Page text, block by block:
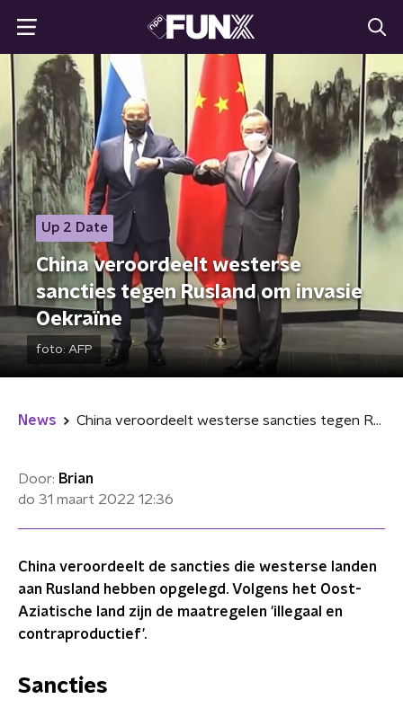
Up 2 Date
China veroordeelt westerse
sancties tegen Rusland om invasie
Oekraïne
foto: AFP
News China veroordeelt westerse sancties tegen Rusland om invasie Oekraïne
Door: Brian
do 31 maart 2022 12:36
China veroordeelt de sancties die westerse landen
aan Rusland hebben opgelegd. Volgens het Oost-
Aziatische land zijn de maatregelen 'illegaal en
contraproductief'.
Sancties